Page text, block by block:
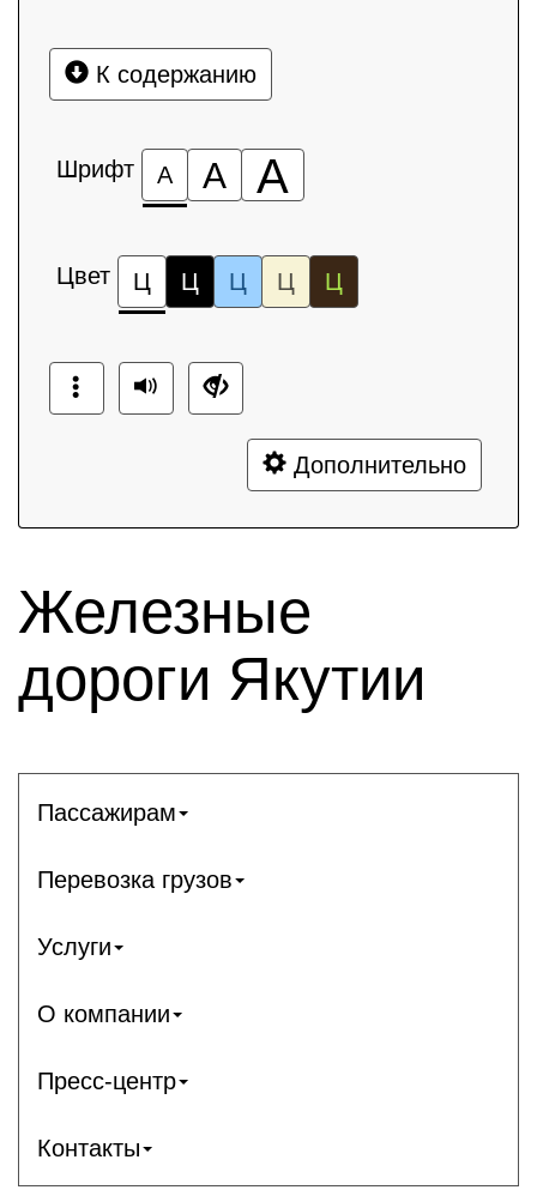
К содержанию
Шрифт А А А
Цвет Ц Ц Ц Ц Ц
Дополнительно
Железные
дороги Якутии
Пассажирам
Перевозка грузов
Услуги
О компании
Пресс-центр
Контакты